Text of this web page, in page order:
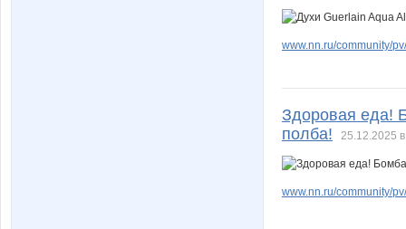
www.nn.ru/community/
Здоровая еда!
полба!
25.12.2025
www.nn.ru/community/